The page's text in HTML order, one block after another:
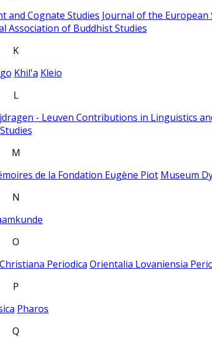
and Cognate Studies Journal of the European
Association of Buddhist Studies
K
Khil'a Kleio
L
- Leuven Contributions in Linguistics
Studies
M
de la Fondation Eugène Piot Museum
N
O
Periodica Orientalia Lovaniensia
P
Pharos
Q